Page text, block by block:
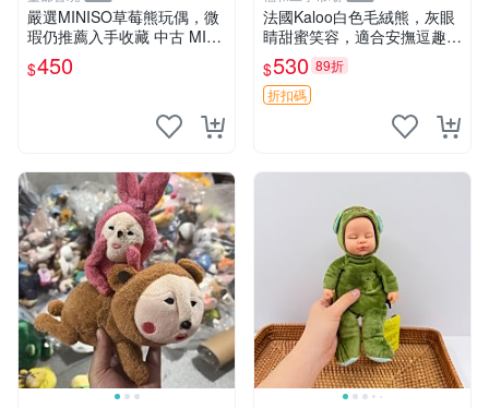
嚴選MINISO草莓熊玩偶，微
瑕仍推薦入手收藏 中古 MINI
SO 草莓熊 玩具 收藏
$450
法國Kaloo白色毛絨熊，灰眼
睛甜蜜笑容，適合安撫逗趣可
愛，柔軟面料手感佳。14 白
色安撫熊 毛絨玩具 寶寶逗樂
具
$530 89折
折扣碼